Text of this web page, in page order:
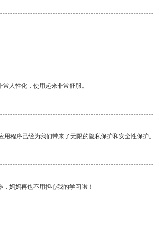
人性化，使用起来非常舒服。
用程序已经为我们带来了无限的隐私保护和安全性保护
，妈妈再也不用担心我的学习啦！